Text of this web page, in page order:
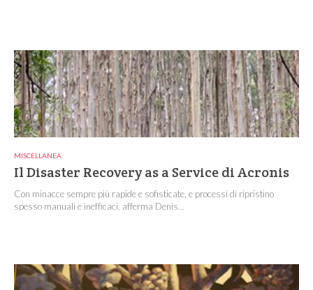
MISCELLANEA
Il Disaster Recovery as a Service di Acronis
Con minacce sempre più rapide e sofisticate, e processi di ripristino
spesso manuali e inefficaci, afferma Denis...